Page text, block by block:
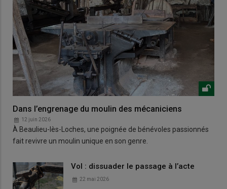
Dans l’engrenage du moulin des mécaniciens
12 juin 2026
À Beaulieu-lès-Loches, une poignée de bénévoles passionnés
fait revivre un moulin unique en son genre.
Vol : dissuader le passage à l’acte
22 mai 2026